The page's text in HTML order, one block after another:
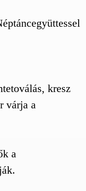
kresz
várja a
a